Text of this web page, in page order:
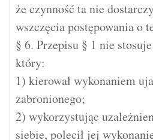
że czynność ta nie
wszczęcia postępowania o
§ 6. Przepisu § 1 nie
który:
1) kierował wykonaniem
zabronionego;
2) wykorzystując
siebie, polecił jej